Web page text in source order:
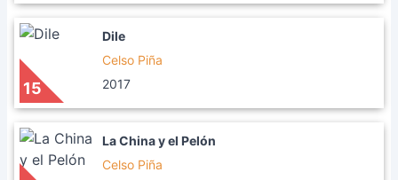
15
Dile
Celso Piña
2017
La China y el Pelón
Celso Piña